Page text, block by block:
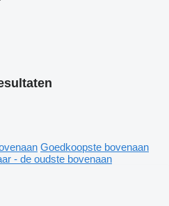
Goedkoopste bovenaan
- de oudste bovenaan